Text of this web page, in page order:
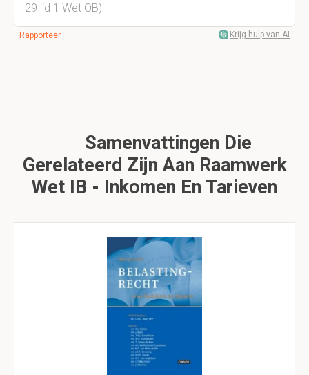
29 lid 1 Wet OB)
Rapporteer Krijg hulp van AI
Samenvattingen Die
Gerelateerd Zijn Aan Raamwerk
Wet IB - Inkomen En Tarieven